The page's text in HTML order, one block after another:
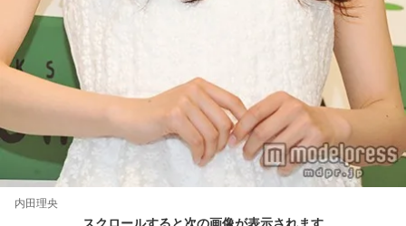
内田理央
スクロールすると次の画像が表示されます